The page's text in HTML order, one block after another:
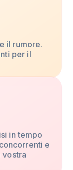
il rumore.
per il
in tempo
e
vostra